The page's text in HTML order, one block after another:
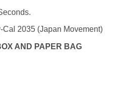
Cal 2035 (Japan Movement)
AND PAPER BAG